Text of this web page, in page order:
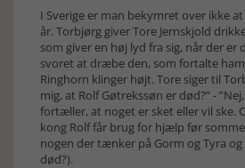
I Sverige er man bekymret over ikke
år. Torbjørg giver Tore Jernskjold
som giver en høj lyd fra sig, når der er
svoret at dræbe den, som fortalte
Ringhorn klinger højt. Tore siger til
mig, at Rolf Gøtrekssøn er død?” -
fortæller, at noget er sket eller vil ske.
kong Rolf får brug for hjælp før
nogen der tænker på Gorm og Tyra
død?).